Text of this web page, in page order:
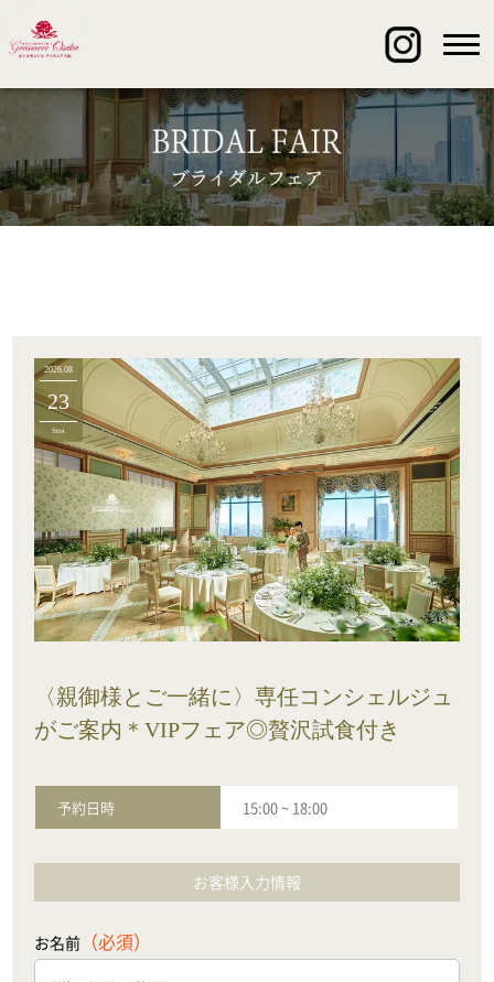
2026.08
23
Sun
〈親御様とご一緒に〉専任コンシェルジュ
がご案内＊VIPフェア◎贅沢試食付き
予約日時 15:00~ 18:00
お客様入力情報
お名前 （必須）